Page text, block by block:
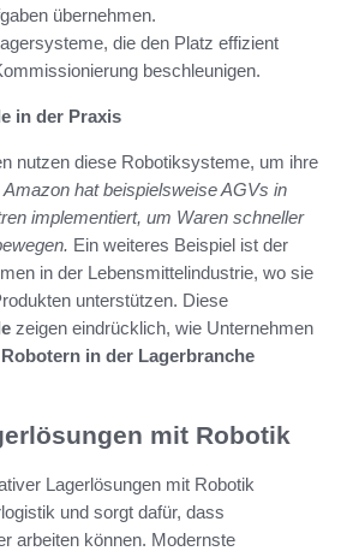
übernehmen.
die den Platz effizient
beschleunigen.
in der Praxis
nutzen diese Robotiksysteme, um ihre
Amazon hat beispielsweise AGVs in
implementiert, um Waren schneller
Ein weiteres Beispiel ist der
in der Lebensmittelindustrie, wo sie
unterstützen. Diese
zeigen eindrücklich, wie Unternehmen
in der Lagerbranche
mit Robotik
Lagerlösungen mit Robotik
und sorgt dafür, dass
arbeiten können. Modernste